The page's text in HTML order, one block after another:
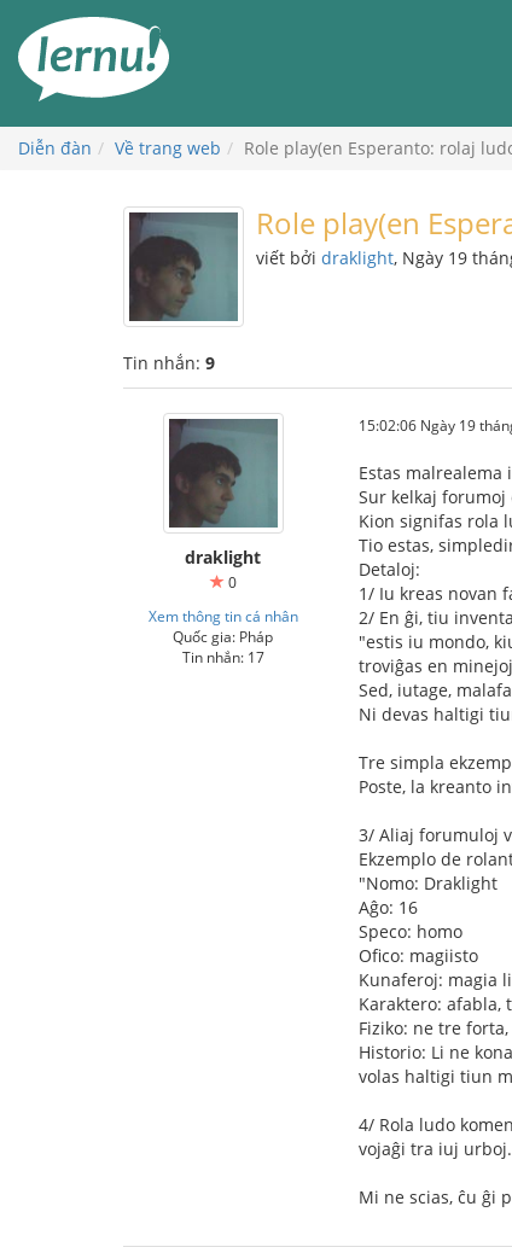
đến
phần
dung
Diễn đàn Về trang web Role play(en Esperanto: rolaj
Role play(en
viết bởi draklight, Ngày 19
Tin nhắn: 9
draklight
0
Xem thông tin cá nhân
Quốc gia: Pháp
Tin nhắn: 17
15:02:06 Ngày 19
Estas malrealema
Sur kelkaj
Kion signifas rola
Tio estas,
Detaloj:
1/ Iu kreas novan
2/ En ĝi, tiu
"estis iu mondo,
troviĝas en
Sed, iutage,
Ni devas haltigi
Tre simpla
Poste, la kreanto
3/ Aliaj forumuloj
Ekzemplo de
"Nomo: Draklight
Aĝo: 16
Speco: homo
Ofico: magiisto
Kunaferoj: magia
Karaktero: afabla,
Fiziko: ne tre
Historio: Li ne
volas haltigi tiun
4/ Rola ludo
vojaĝi tra iuj
Mi ne scias, ĉu ĝi